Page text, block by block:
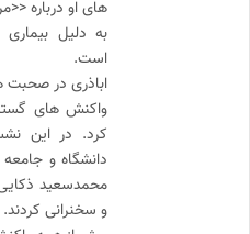
های او درباره
به دلیل
است.
اباذری در
واکنش های
کرد. در این
دانشگاه و
محمدسعید
و سخنرانی